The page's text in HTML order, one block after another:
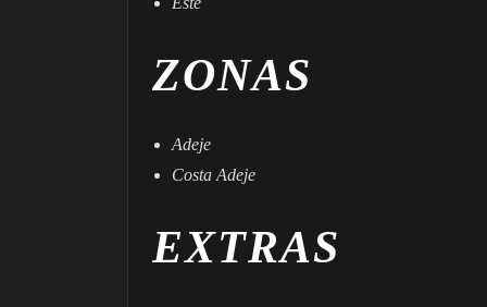
ZONAS
Adeje
Costa Adeje
EXTRAS